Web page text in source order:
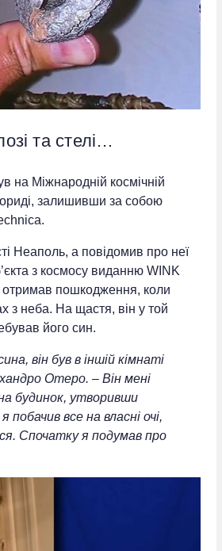
та стелі…
на Міжнародній космічній
залишивши за собою
Неаполь, а повідомив про неї
з космосу виданню WINK
отримав пошкодження, коли
з неба. На щастя, він у той
його син.
він був в іншій кімнаті
Отеро. – Він мені
будинок, утворивши
побачив все на власні очі,
Спочатку я подумав про